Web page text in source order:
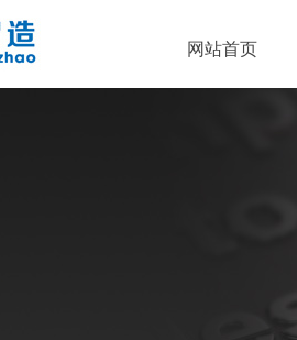
网站首页